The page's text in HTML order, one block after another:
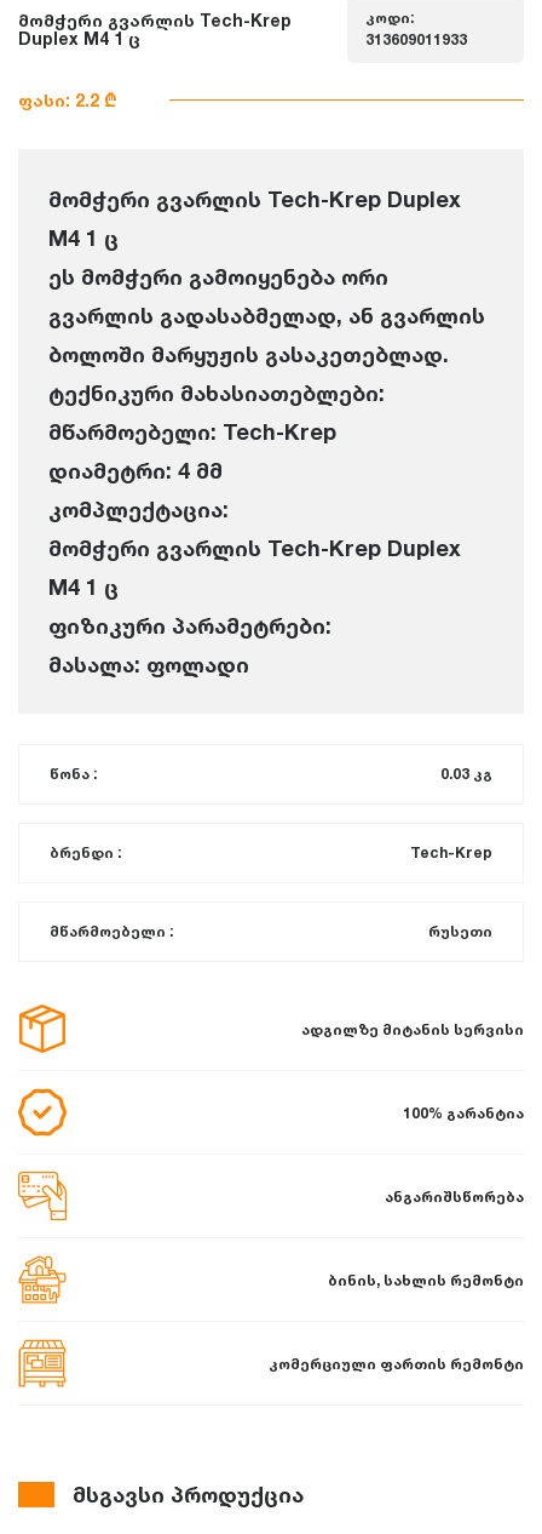
მომჭერი გვარლის Tech-Krep
Duplex M4 1 ც
კოდი:
313609011933
ფასი: 2.2 ₾
მომჭერი გვარლის Tech-Krep Duplex
M4 1 ც
ეს მომჭერი გამოიყენება ორი
გვარლის გადასაბმელად, ან გვარლის
ბოლოში მარყუჟის გასაკეთებლად.
ტექნიკური მახასიათებლები:
მწარმოებელი: Tech-Krep
დიამეტრი: 4 მმ
კომპლექტაცია:
მომჭერი გვარლის Tech-Krep Duplex
M4 1 ც
ფიზიკური პარამეტრები:
მასალა: ფოლადი
წონა : 0.03 კგ
ბრენდი : Tech-Krep
მწარმოებელი : რუსეთი
ადგილზე მიტანის სერვისი
100% გარანტია
ანგარიშსწორება
ბინის, სახლის რემონტი
კომერციული ფართის რემონტი
მსგავსი პროდუქცია